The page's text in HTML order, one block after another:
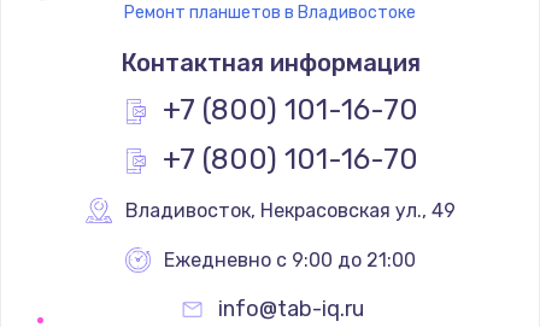
Замена южного моста
2300 руб.
Заказать
Замена вебкамеры
1340 руб.
Заказать
Ремонт петель крышки
Ремонт планшетов в Владивостоке
Контактная информация
+7 (800) 101-16-70
+7 (800) 101-16-70
Владивосток, Некрасовская ул., 49
Ежедневно с 9:00 до 21:00
info@tab-iq.ru